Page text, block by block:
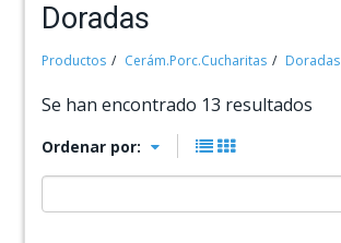
Doradas
Productos Cerám.Porc.Cucharitas Doradas
Se han encontrado 13 resultados
Ordenar por: